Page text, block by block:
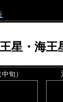
星・海王
中旬）